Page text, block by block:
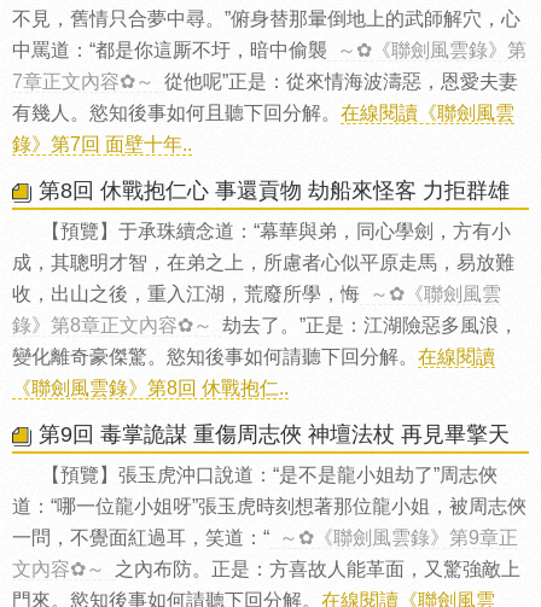
不見，舊情只合夢中尋。”俯身替那暈倒地上的武師解穴，心
中罵道：“都是你這厮不圩，暗中偷襲
～✿《聯劍風雲錄》第
7章正文內容✿～
從他呢”正是：從來情海波濤惡，恩愛夫妻
有幾人。慾知後事如何且聽下回分解。 在線閱讀《聯劍風雲
錄》第7回 面壁十年..
第8回 休戰抱仁心 事還貢物 劫船來怪客 力拒群雄
【預覽】于承珠續念道：“幕華與弟，同心學劍，方有小
成，其聰明才智，在弟之上，所慮者心似平原走馬，易放難
收，出山之後，重入江湖，荒廢所學，悔
～✿《聯劍風雲
錄》第8章正文內容✿～
劫去了。”正是：江湖險惡多風浪，
變化離奇豪傑驚。慾知後事如何請聽下回分解。 在線閱讀
《聯劍風雲錄》第8回 休戰抱仁..
第9回 毒掌詭謀 重傷周志俠 神壇法杖 再見畢擎天
【預覽】張玉虎沖口說道：“是不是龍小姐劫了”周志俠
道：“哪一位龍小姐呀”張玉虎時刻想著那位龍小姐，被周志俠
一問，不覺面紅過耳，笑道：“
～✿《聯劍風雲錄》第9章正
文內容✿～
之內布防。正是：方喜故人能革面，又驚強敵上
門來。慾知後事如何請聽下回分解。 在線閱讀《聯劍風雲